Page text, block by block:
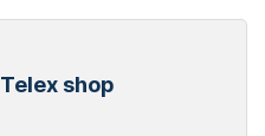
Telex shop